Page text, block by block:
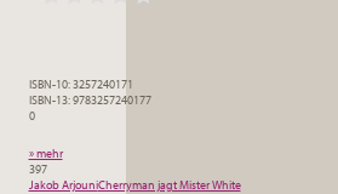
ISBN-10: 3257240171
ISBN-13: 9783257240177
0
» mehr
397
Jakob ArjouniCherryman jagt Mister White